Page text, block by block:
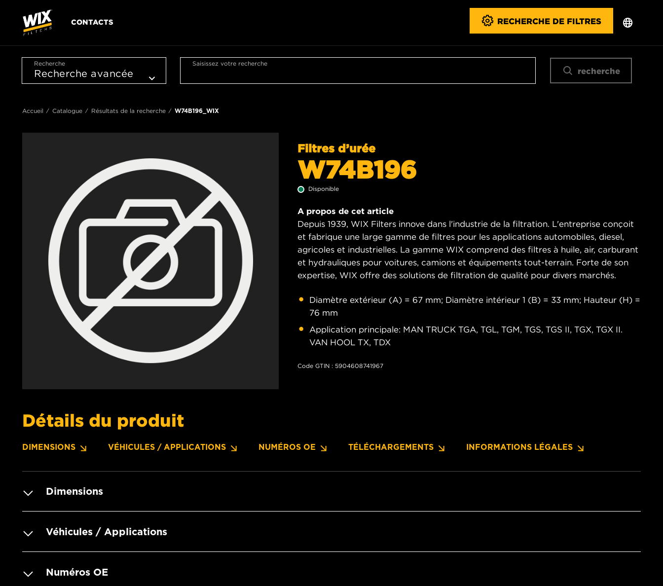
CONTACTS RECHERCHE DE FILTRES
Recherche Saisissez votre recherche
recherche
Accueil Catalogue Résultats de la recherche W74B196_WIX
Filtres d’urée
W74B196
Disponible
A propos de cet article
Depuis 1939, WIX Filters innove dans l'industrie de la filtration. L'entreprise conçoit
et fabrique une large gamme de filtres pour les applications automobiles, diesel,
agricoles et industrielles. La gamme WIX comprend des filtres à huile, air, carburant
et hydrauliques pour voitures, camions et équipements tout-terrain. Forte de son
expertise, WIX offre des solutions de filtration de qualité pour divers marchés.
Diamètre extérieur (A) = 67 mm; Diamètre intérieur 1 (B) = 33 mm; Hauteur (H) =
76 mm
Application principale: MAN TRUCK TGA, TGL, TGM, TGS, TGS II, TGX, TGX II.
VAN HOOL TX, TDX
Code GTIN : 5904608741967
Détails du produit
DIMENSIONS VÉHICULES / APPLICATIONS NUMÉROS OE TÉLÉCHARGEMENTS INFORMATIONS LÉGALES
Dimensions
Véhicules / Applications
Numéros OE